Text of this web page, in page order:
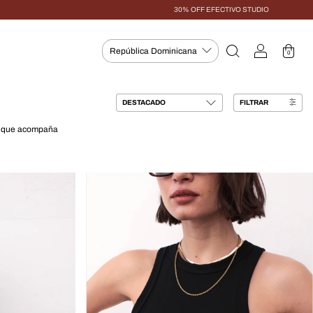
30% OFF EFECTIVO STUDIO
0
FILTRAR
acompaña